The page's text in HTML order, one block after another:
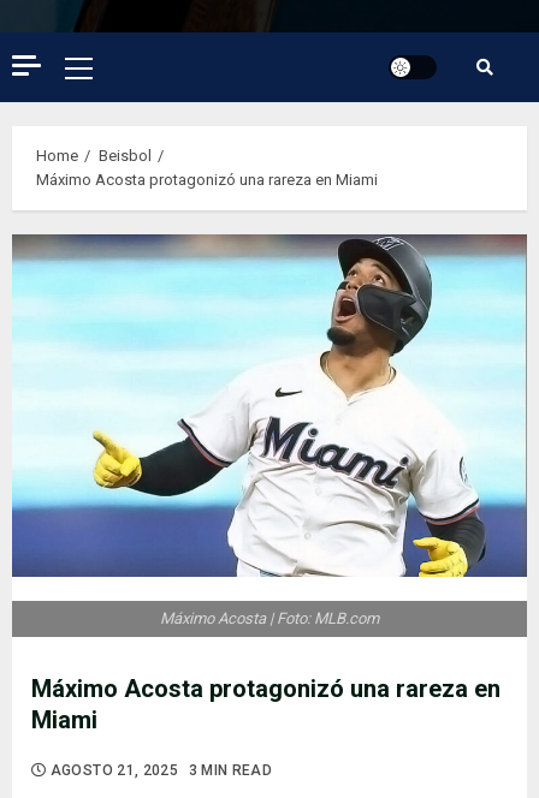
Primary
Menu
Home
Beisbol
Máximo Acosta protagonizó una rareza en Miami
Máximo Acosta protagonizó una rareza en
Miami
AGOSTO 21, 2025 3 MIN READ
Máximo Acosta | Foto: MLB.com